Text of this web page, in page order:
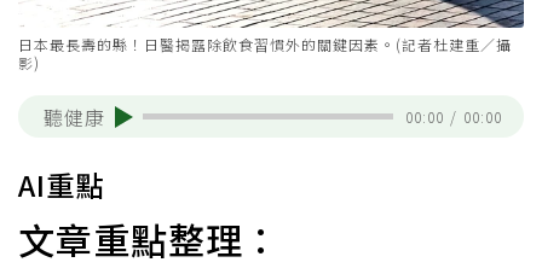
日本最長壽的縣！日醫揭露除飲食習慣外的關鍵因素。(記者杜建重／攝
影)
聽健康 00:00 / 00:00
AI重點
文章重點整理：